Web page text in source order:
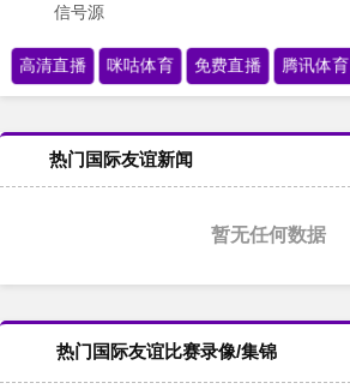
信号源
高清直播 咪咕体育 免费直播 腾讯体育
热门国际友谊新闻
暂无任何数据
热门国际友谊比赛录像/集锦